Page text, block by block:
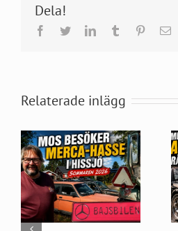
Dela!
Facebook
TwitterLinkedInTumblr Pinterest
E-
Relaterade inlägg